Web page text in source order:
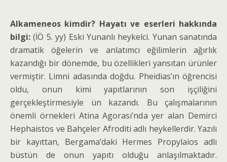
Alkameneos kimdir? Hayatı ve eserleri hakkında
bilgi: (İÖ 5. yy) Eski Yunanlı heykelci. Yunan sana­tında
dramatik öğelerin ve anlatımcı eğilimlerin ağırlık
kazandığı bir dö­nemde, bu özellikleri yansıtan ürün­ler
vermiştir. Limni adasında doğdu. Pheidias’ın öğrencisi
oldu, onun kimi yapıtlarının son işçiliğini
gerçekleştirmesiyle ün kazandı. Bu çalışmalarının
önemli örnekleri Atina Agorası’nda yer alan Demirci
Hephaistos ve Bahçeler Afroditi adlı heykellerdir. Yazılı
bir kayıttan, Bergama’daki Hermes Propylaios adlı
büs­tün de onun yapıtı olduğu anlaşılmaktadır.